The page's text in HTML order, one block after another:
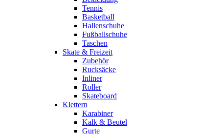
Tennis
Basketball
Hallenschuhe
Fußballschuhe
Taschen
Skate & Freizeit
Zubehör
Rucksäcke
Inliner
Roller
Skateboard
Klettern
Karabiner
Kalk & Beutel
Gurte